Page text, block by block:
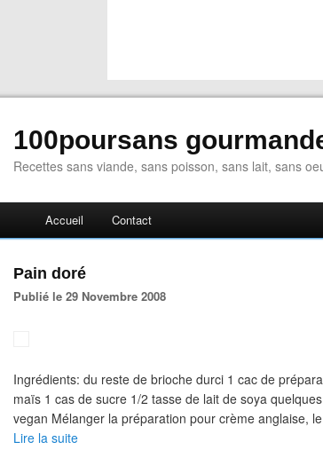
100poursans
Recettes sans viande, sans poisson, sans lait, sans
Accueil Contact
Pain doré
Publié le 29 Novembre 2008
Ingrédients: du reste de brioche durci 1 cac de
maïs 1 cas de sucre 1/2 tasse de lait de soya
vegan Mélanger la préparation pour crème anglaise,
Lire la suite